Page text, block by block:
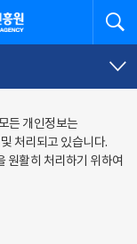
든 개인정보는
처리되고 있습니다.
원활히 처리하기 위하여